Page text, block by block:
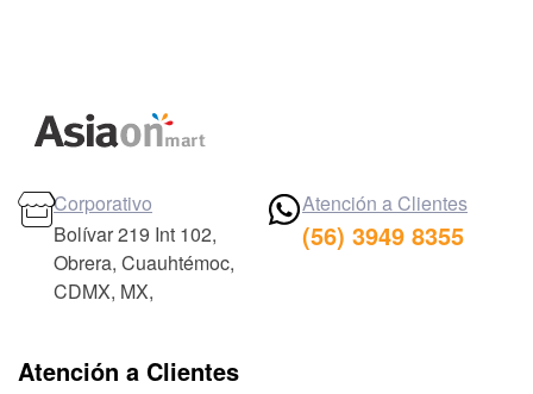
Atención a Clientes
Corporativo
Bolívar 219 Int 102,
Obrera, Cuauhtémoc,
CDMX, MX,
Atención a Clientes
(56) 3949 8355